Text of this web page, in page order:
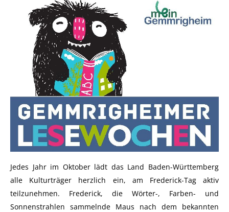
Jedes Jahr im Oktober lädt das Land Baden-Württemberg
alle Kulturträger herzlich ein, am Frederick-Tag aktiv
teilzunehmen. Frederick, die Wörter-, Farben- und
Sonnenstrahlen sammelnde Maus nach dem bekannten